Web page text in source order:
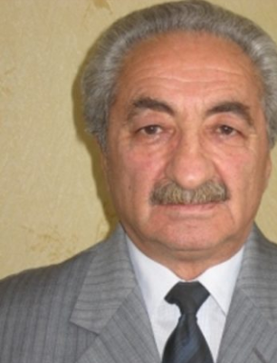
провокаторами. Ибо они не
— они намеренно подрывают само
государства, разжигая
Но этот оголтелый шовинист из
курдофобском угаре заходит
отрицает сам факт существования
народа как такового. Мол, не было и
государства — значит, нет и народа.
империи — значит, не состоялись
«горе-политик» позволяет себе
курдов нет ни своей культуры, ни
философов, ни даже музыкантов. По
курды — это «некий этнический
цыганами, может, персов, а может, и
неизвестно кого». Это уже не
открытое, циничное оскорбление